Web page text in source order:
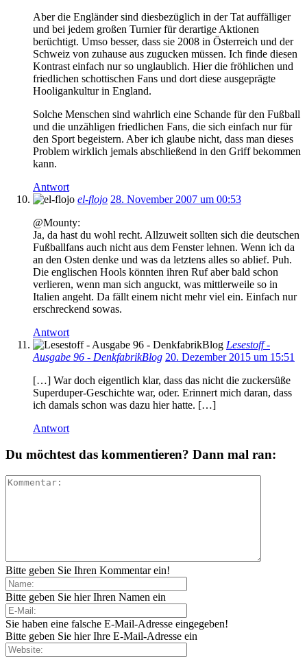
Aber die Engländer sind diesbezüglich in der Tat auffälliger
und bei jedem großen Turnier für derartige Aktionen
berüchtigt. Umso besser, dass sie 2008 in Österreich und der
Schweiz von zuhause aus zugucken müssen. Ich finde diesen
Kontrast einfach nur so unglaublich. Hier die fröhlichen und
friedlichen schottischen Fans und dort diese ausgeprägte
Hooligankultur in England.
Solche Menschen sind wahrlich eine Schande für den Fußball
und die unzähligen friedlichen Fans, die sich einfach nur für
den Sport begeistern. Aber ich glaube nicht, dass man dieses
Problem wirklich jemals abschließend in den Griff bekommen
kann.
Antwort
el-flojo 28. November 2007 um 00:53
@Mounty:
Ja, da hast du wohl recht. Allzuweit sollten sich die deutschen
Fußballfans auch nicht aus dem Fenster lehnen. Wenn ich da
an den Osten denke und was da letztens alles so ablief. Puh.
Die englischen Hools könnten ihren Ruf aber bald schon
verlieren, wenn man sich anguckt, was mittlerweile so in
Italien angeht. Da fällt einem nicht mehr viel ein. Einfach nur
erschreckend sowas.
Antwort
Lesestoff -
Ausgabe 96 - DenkfabrikBlog 20. Dezember 2015 um 15:51
[…] War doch eigentlich klar, dass das nicht die zuckersüße
Superduper-Geschichte war, oder. Erinnert mich daran, dass
ich damals schon was dazu hier hatte. […]
Antwort
Du möchtest das kommentieren? Dann mal ran:
Bitte geben Sie Ihren Kommentar ein!
Bitte geben Sie hier Ihren Namen ein
Sie haben eine falsche E-Mail-Adresse eingegeben!
Bitte geben Sie hier Ihre E-Mail-Adresse ein